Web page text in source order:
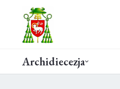
Archidiecezja